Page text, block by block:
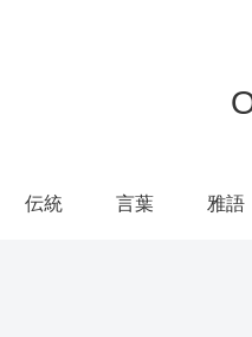
伝統 言葉 雅語